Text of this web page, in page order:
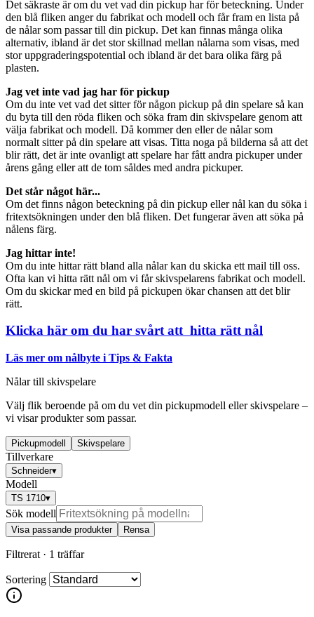
Det säkraste är om du vet vad din pickup har för beteckning. Under
den blå fliken anger du fabrikat och modell och får fram en lista på
de nålar som passar till din pickup. Det kan finnas många olika
alternativ, ibland är det stor skillnad mellan nålarna som visas, med
stor uppgraderingspotential och ibland är det bara olika färg på
plasten.
Jag vet inte vad jag har för pickup
Om du inte vet vad det sitter för någon pickup på din spelare så kan
du byta till den röda fliken och söka fram din skivspelare genom att
välja fabrikat och modell. Då kommer den eller de nålar som
normalt sitter på din spelare att visas. Titta noga på bilderna så att det
blir rätt, det är inte ovanligt att spelare har fått andra pickuper under
årens gång eller att de tom såldes med andra pickuper.
Det står något här...
Om det finns någon beteckning på din pickup eller nål kan du söka i
fritextsökningen under den blå fliken. Det fungerar även att söka på
nålens färg.
Jag hittar inte!
Om du inte hittar rätt bland alla nålar kan du skicka ett mail till oss.
Ofta kan vi hitta rätt nål om vi får skivspelarens fabrikat och modell.
Om du skickar med en bild på pickupen ökar chansen att det blir
rätt.
Klicka här om du har svårt att hitta rätt nål
Läs mer om nålbyte i Tips & Fakta
Nålar till skivspelare
Välj flik beroende på om du vet din pickupmodell eller skivspelare –
vi visar produkter som passar.
Pickupmodell Skivspelare
Tillverkare
Schneider▾
Modell
TS 1710▾
Sök modell
Visa passande produkter Rensa
Filtrerat · 1 träffar
Sortering